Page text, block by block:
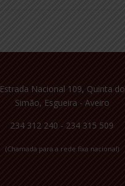
Estrada Nacional 109, Quinta do
Simão, Esgueira - Aveiro
234 312 240 - 234 315 509
(Chamada para a rede fixa nacional)